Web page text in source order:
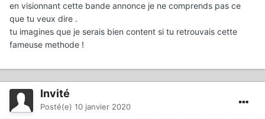
en visionnant cette bande annonce je ne comprends pas ce
que tu veux dire .
tu imagines que je serais bien content si tu retrouvais cette
fameuse methode !
Invité
Posté(e) 10 janvier 2020